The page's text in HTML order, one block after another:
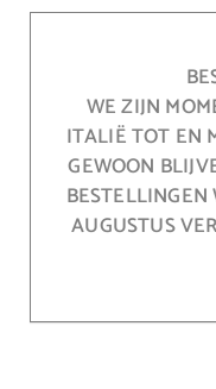
WE ZIJN
ITALIË TOT EN
GEWOON
AUGUSTUS